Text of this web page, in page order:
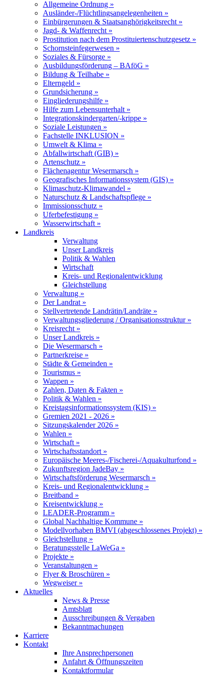
Allgemeine Ordnung »
Ausländer-/Flüchtlingsangelegenheiten »
Einbürgerungen & Staatsanghörigkeitsrecht »
Jagd- & Waffenrecht »
Prostitution nach dem Prostituiertenschutzgesetz »
Schornsteinfegerwesen »
Soziales & Fürsorge »
Ausbildungsförderung – BAföG »
Bildung & Teilhabe »
Elterngeld »
Grundsicherung »
Eingliederungshilfe »
Hilfe zum Lebensunterhalt »
Integrationskindergarten/-krippe »
Soziale Leistungen »
Fachstelle INKLUSION »
Umwelt & Klima »
Abfallwirtschaft (GIB) »
Artenschutz »
Flächenagentur Wesermarsch »
Geografisches Informationssystem (GIS) »
Klimaschutz-Klimawandel »
Naturschutz & Landschaftspflege »
Immissionsschutz »
Uferbefestigung »
Wasserwirtschaft »
Landkreis
Verwaltung
Unser Landkreis
Politik & Wahlen
Wirtschaft
Kreis- und Regionalentwicklung
Gleichstellung
Verwaltung »
Der Landrat »
Stellvertretende Landrätin/Landräte »
Verwaltungsgliederung / Organisationsstruktur »
Kreisrecht »
Unser Landkreis »
Die Wesermarsch »
Partnerkreise »
Städte & Gemeinden »
Tourismus »
Wappen »
Zahlen, Daten & Fakten »
Politik & Wahlen »
Kreistagsinformationssystem (KIS) »
Gremien 2021 - 2026 »
Sitzungskalender 2026 »
Wahlen »
Wirtschaft »
Wirtschaftsstandort »
Europäische Meeres-/Fischerei-/Aquakulturfond »
Zukunftsregion JadeBay »
Wirtschaftsförderung Wesermarsch »
Kreis- und Regionalentwicklung »
Breitband »
Kreisentwicklung »
LEADER-Programm »
Global Nachhaltige Kommune »
Modellvorhaben BMVI (abgeschlossenes Projekt) »
Gleichstellung »
Beratungsstelle LaWeGa »
Projekte »
Veranstaltungen »
Flyer & Broschüren »
Wegweiser »
Aktuelles
News & Presse
Amtsblatt
Ausschreibungen & Vergaben
Bekanntmachungen
Karriere
Kontakt
Ihre Ansprechpersonen
Anfahrt & Öffnungszeiten
Kontaktformular